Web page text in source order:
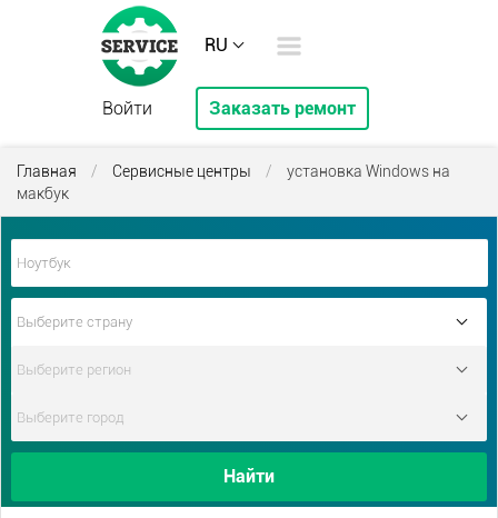
RU
Войти Заказать ремонт
Главная / Сервисные центры /
установка Windows на
макбук
Найти